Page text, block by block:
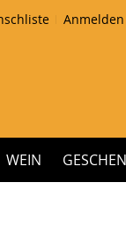
Anmelden
WEIN